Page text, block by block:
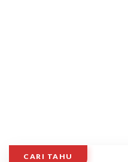
CARI TAHU